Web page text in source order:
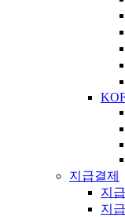
지급결제
지
지